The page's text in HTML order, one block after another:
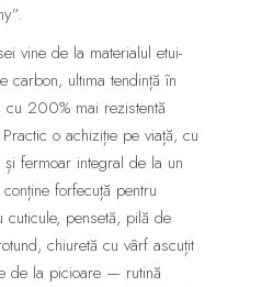
vine de la materialul etui-
carbon, ultima tendință în
cu 200% mai rezistentă
o achiziție pe viață, cu
fermoar integral de la un
forfecuță pentru
cuticule, pensetă, pilă de
chiuretă cu vârf ascuțit
de la picioare — rutină